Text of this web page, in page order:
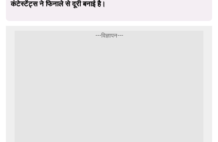
कंटेस्टेंट्स ने फिनाले से दूरी बनाई है।
---विज्ञापन---